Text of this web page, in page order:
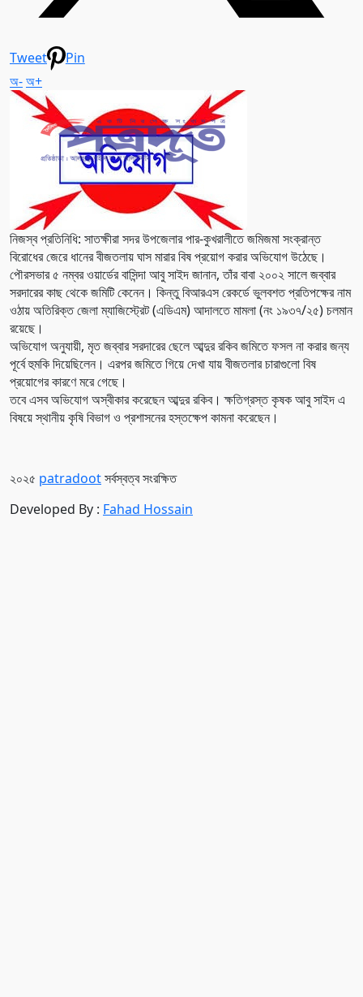
Tweet
Pin
অ-অ+
নিজস্ব প্রতিনিধি: সাতক্ষীরা সদর উপজেলার পার-কুখরালীতে জমিজমা সংক্রান্ত
বিরোধের জেরে ধানের বীজতলায় ঘাস মারার বিষ প্রয়োগ করার অভিযোগ উঠেছে।
পৌরসভার ৫ নম্বর ওয়ার্ডের বাসিন্দা আবু সাইদ জানান, তাঁর বাবা ২০০২ সালে জব্বার
সরদারের কাছ থেকে জমিটি কেনেন। কিন্তু বিআরএস রেকর্ডে ভুলবশত প্রতিপক্ষের নাম
ওঠায় অতিরিক্ত জেলা ম্যাজিস্ট্রেট (এডিএম) আদালতে মামলা (নং ১৯৩৭/২৫) চলমান
রয়েছে।
অভিযোগ অনুযায়ী, মৃত জব্বার সরদারের ছেলে আব্দুর রকিব জমিতে ফসল না করার জন্য
পূর্বে হুমকি দিয়েছিলেন। এরপর জমিতে গিয়ে দেখা যায় বীজতলার চারাগুলো বিষ
প্রয়োগের কারণে মরে গেছে।
তবে এসব অভিযোগ অস্বীকার করেছেন আব্দুর রকিব। ক্ষতিগ্রস্ত কৃষক আবু সাইদ এ
বিষয়ে স্থানীয় কৃষি বিভাগ ও প্রশাসনের হস্তক্ষেপ কামনা করেছেন।
২০২৫ patradootসর্বস্বত্ব সংরক্ষিত
Developed By : Fahad Hossain